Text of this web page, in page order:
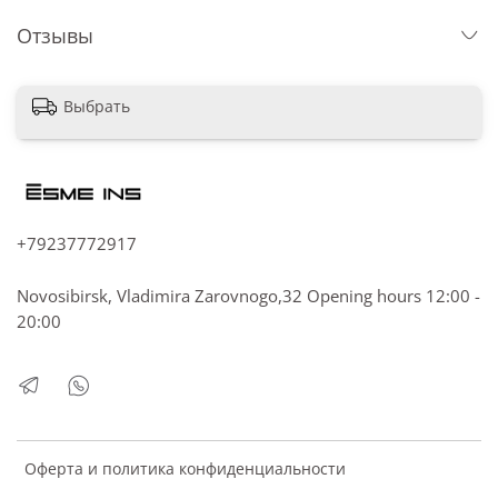
Отзывы
Выбрать
Оферта и политика конфиденциальности
+79237772917
Novosibirsk, Vladimira Zarovnogo,32 Opening hours 12:00 -
20:00